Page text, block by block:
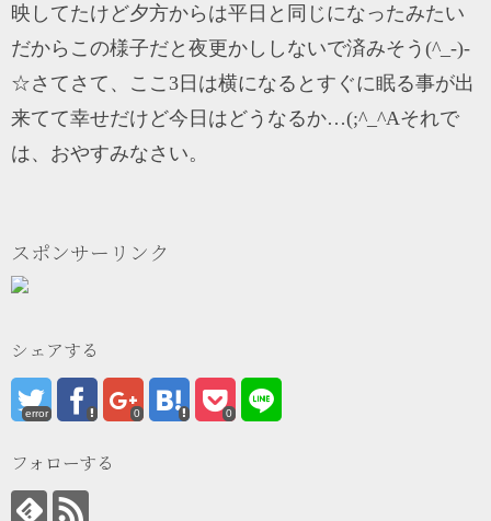
映してたけど夕方からは平日と同じになったみたい
だからこの様子だと夜更かししないで済みそう(^_-)-
☆さてさて、ここ3日は横になるとすぐに眠る事が出
来てて幸せだけど今日はどうなるか…(;^_^Aそれで
は、おやすみなさい。
スポンサーリンク
シェアする
error 0 0
フォローする